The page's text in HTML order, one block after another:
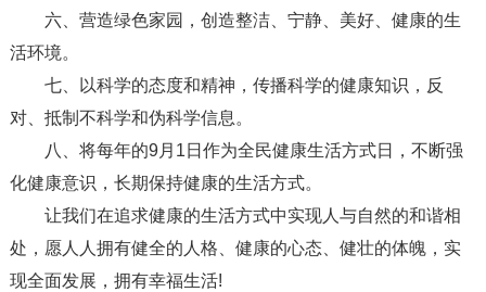
六、营造绿色家园，创造整洁、宁静、美好、健康的生
活环境。
七、以科学的态度和精神，传播科学的健康知识，反
对、抵制不科学和伪科学信息。
八、将每年的9月1日作为全民健康生活方式日，不断强
化健康意识，长期保持健康的生活方式。
让我们在追求健康的生活方式中实现人与自然的和谐相
处，愿人人拥有健全的人格、健康的心态、健壮的体魄，实
现全面发展，拥有幸福生活!